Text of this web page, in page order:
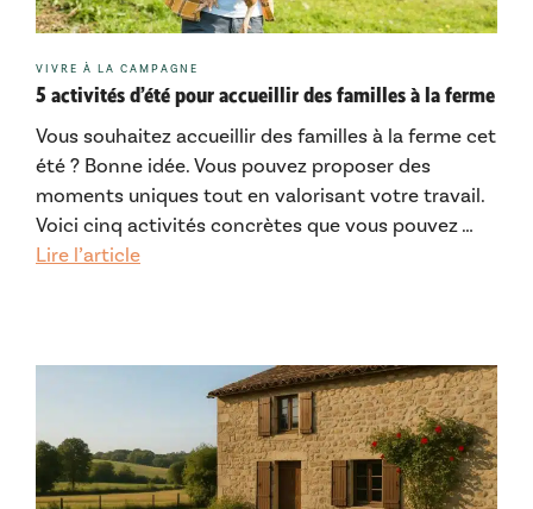
5 activités d’été pour accueillir des familles à la ferme
Vous souhaitez accueillir des familles à la ferme cet
été ? Bonne idée. Vous pouvez proposer des
moments uniques tout en valorisant votre travail.
Voici cinq activités concrètes que vous pouvez …
Lire l’article
Catégories
VIVRE À LA CAMPAGNE